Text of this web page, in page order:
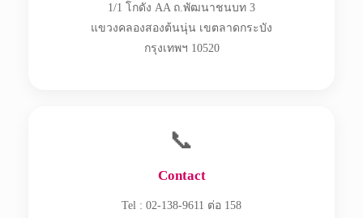
1/1 โกดัง AA ถ.พัฒนาชนบท 3
แขวงคลองสองต้นนุ่น เขตลาดกระบัง
กรุงเทพฯ 10520
📞
Contact
Tel : 02-138-9611 ต่อ 158